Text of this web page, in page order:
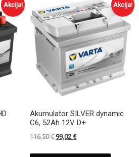
Akcija!
€.
je: 72,55 €.
Akcija!
Akumulator SILVER dynamic
C6, 52Ah 12V D+
116,50€ Izvirna cena je bila: 116,50 €.
99,02€Trenutna cena je: